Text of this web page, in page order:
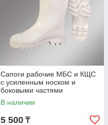
Сапоги рабочие МБС и КЩС
с усиленным носком и
боковыми частями
В наличии
5 500 ₸